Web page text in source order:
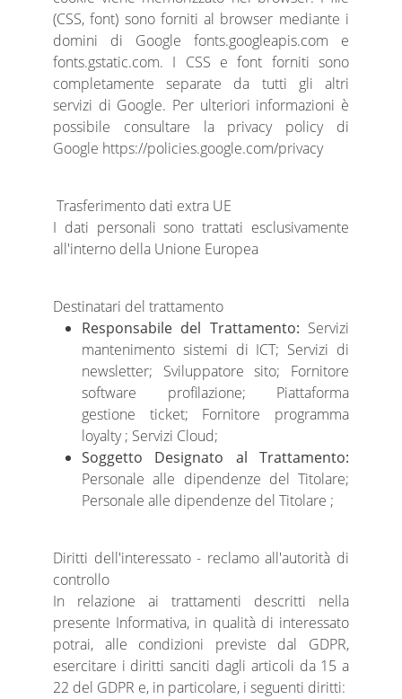
(CSS, font) sono forniti al browser mediante i
domini di Google fonts.googleapis.com e
fonts.gstatic.com. I CSS e font forniti sono
completamente separate da tutti gli altri
servizi di Google. Per ulteriori informazioni è
possibile consultare la privacy policy di
Google https://policies.google.com/privacy
Trasferimento dati extra UE
I dati personali sono trattati esclusivamente
all'interno della Unione Europea
Destinatari del trattamento
Responsabile del Trattamento: Servizi
mantenimento sistemi di ICT; Servizi di
newsletter; Sviluppatore sito; Fornitore
software profilazione; Piattaforma
gestione ticket; Fornitore programma
loyalty ; Servizi Cloud;
Soggetto Designato al Trattamento:
Personale alle dipendenze del Titolare;
Personale alle dipendenze del Titolare ;
Diritti dell'interessato - reclamo all'autorità di
controllo
In relazione ai trattamenti descritti nella
presente Informativa, in qualità di interessato
potrai, alle condizioni previste dal GDPR,
esercitare i diritti sanciti dagli articoli da 15 a
22 del GDPR e, in particolare, i seguenti diritti: